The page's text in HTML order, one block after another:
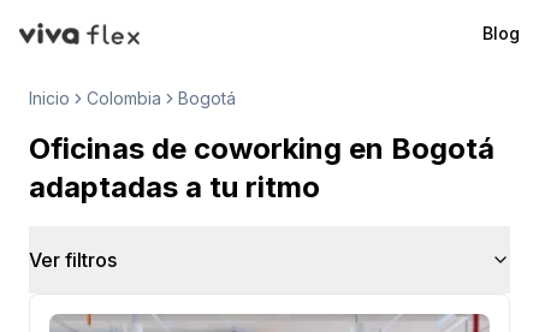
VivaFlex
Blog
Inicio Colombia Bogotá
Oficinas de coworking en Bogotá
adaptadas a tu ritmo
Ver filtros